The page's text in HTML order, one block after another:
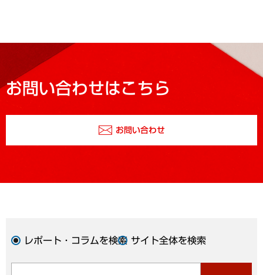
お問い合わせはこちら
お問い合わせ
レポート・コラムを検索 サイト全体を検索